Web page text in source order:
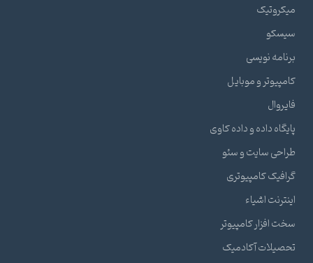
میکروتیک
سیسکو
برنامه نویسی
کامپیوتر و موبایل
فایروال
پایگاه داده و داده کاوی
طراحی سایت و سئو
گرافیک کامپیوتری
اینترنت اشیاء
سخت افزار کامپیوتر
تحصیلات آکادمیک